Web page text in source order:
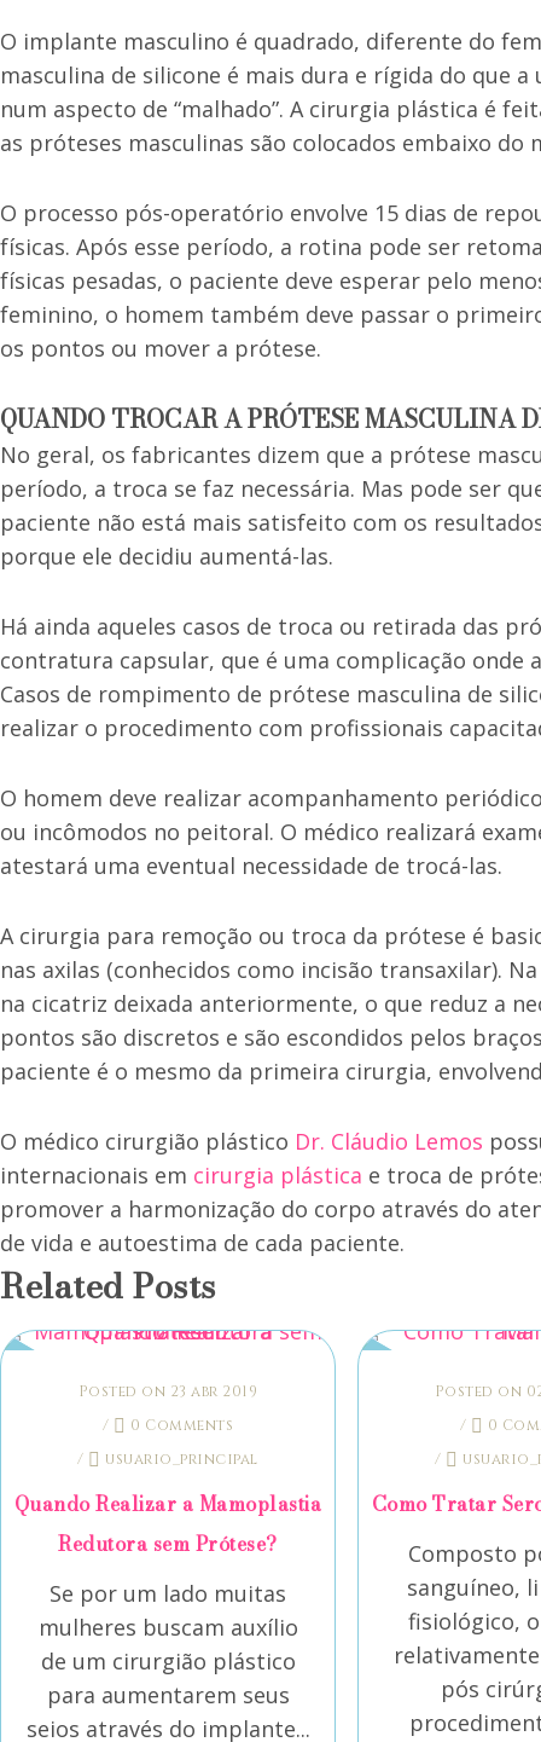
O implante masculino é quadrado, diferente do
masculina de silicone é mais dura e rígida do que
num aspecto de “malhado”. A cirurgia plástica é
as próteses masculinas são colocados embaixo
O processo pós-operatório envolve 15 dias de
físicas. Após esse período, a rotina pode ser
físicas pesadas, o paciente deve esperar pelo
feminino, o homem também deve passar o
os pontos ou mover a prótese.
QUANDO TROCAR A PRÓTESE MASCULINA
No geral, os fabricantes dizem que a prótese
período, a troca se faz necessária. Mas pode ser
paciente não está mais satisfeito com os
porque ele decidiu aumentá-las.
Há ainda aqueles casos de troca ou retirada das
contratura capsular, que é uma complicação onde
Casos de rompimento de prótese masculina de
realizar o procedimento com profissionais
O homem deve realizar acompanhamento
ou incômodos no peitoral. O médico realizará
atestará uma eventual necessidade de trocá-las.
A cirurgia para remoção ou troca da prótese é
nas axilas (conhecidos como incisão transaxilar).
na cicatriz deixada anteriormente, o que reduz a
pontos são discretos e são escondidos pelos
paciente é o mesmo da primeira cirurgia,
O médico cirurgião plástico Dr. Cláudio Lemos
internacionais em cirurgia plástica e troca de
promover a harmonização do corpo através do
de vida e autoestima de cada paciente.
Related Posts
Posted on 23 abr 2019
/
0 Comments
/
usuario_principal
Quando Realizar a Mamoplastia
Redutora sem Prótese?
Se por um lado muitas
mulheres buscam auxílio
de um cirurgião plástico
para aumentarem seus
seios através do implante...
Posted on
/
0
/
Como Tratar
Composto
sanguíneo,
fisiológico,
pós